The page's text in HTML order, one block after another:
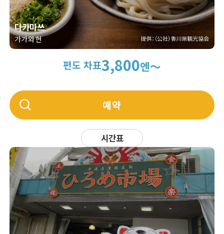
다카마쓰
가가와현
편도 차표3,800엔～
예약
시간표